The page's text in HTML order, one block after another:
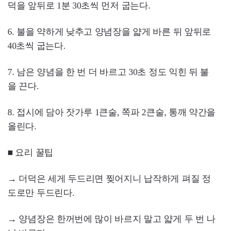
덕을 앞뒤로 1분 30초씩 먼저 굽는다.
6. 불을 약하게 낮추고 양념장을 얇게 바른 뒤 앞뒤로
40초씩 굽는다.
7. 남은 양념을 한 번 더 바르고 30초 정도 익힌 뒤 불
을 끈다.
8. 접시에 담아 잣가루 1큰술, 쪽파 2큰술, 통깨 약간을
올린다.
■ 요리 꿀팁
→ 더덕은 세게 두드리면 찢어지니 납작하게 펴질 정
도로만 두드린다.
→ 양념장은 한꺼번에 많이 바르지 말고 얇게 두 번 나